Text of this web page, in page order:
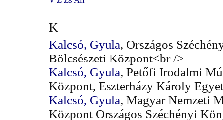
K
Kalcsó, Gyula, Országos
Bölcsészeti Központ<br />
Kalcsó, Gyula, Petőfi Irodalmi
Központ, Eszterházy Károly
Kalcsó, Gyula, Magyar Nemzeti
Központ Országos Széchényi